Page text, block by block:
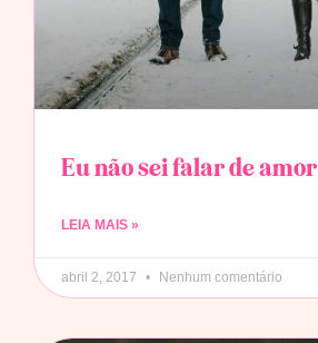
Eu não sei falar de amor
LEIA MAIS »
abril 2, 2017 Nenhum comentário